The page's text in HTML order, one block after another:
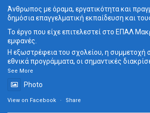
Άνθρωπος με όραμα, εργατικότητα και
δημόσια επαγγελματική εκπαίδευση και
Το έργο που είχε επιτελεστεί στο ΕΠΑΛ
εμφανές.
Η εξωστρέφεια του σχολείου, η συμμετοχή
εθνικά προγράμματα, οι σημαντικές
See More
Photo
View on Facebook · Share